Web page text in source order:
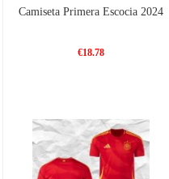
Camiseta Primera Escocia 2024
€18.78